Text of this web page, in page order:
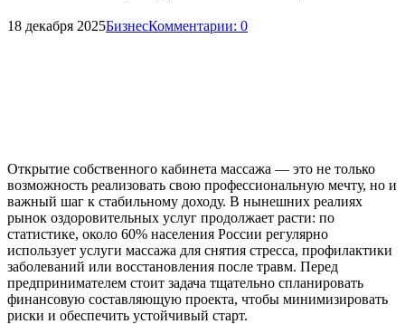
18 декабря 2025БизнесКомментарии: 0
Открытие собственного кабинета массажа — это не только
возможность реализовать свою профессиональную мечту, но и
важный шаг к стабильному доходу. В нынешних реалиях
рынок оздоровительных услуг продолжает расти: по
статистике, около 60% населения России регулярно
использует услуги массажа для снятия стресса, профилактики
заболеваний или восстановления после травм. Перед
предпринимателем стоит задача тщательно спланировать
финансовую составляющую проекта, чтобы минимизировать
риски и обеспечить устойчивый старт.